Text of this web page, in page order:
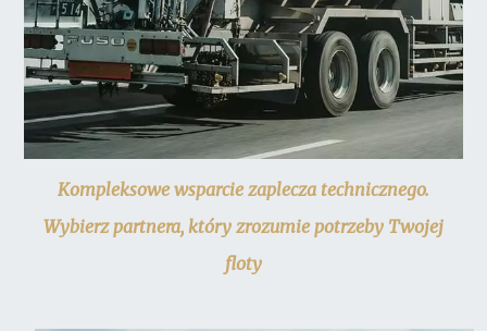
Kompleksowe wsparcie zaplecza technicznego.
Wybierz partnera, który zrozumie potrzeby Twojej
floty